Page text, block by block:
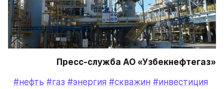
Пресс-служба АО «Узбекнефтегаз»
#нефть #газ #энергия #скважин #инвестиция